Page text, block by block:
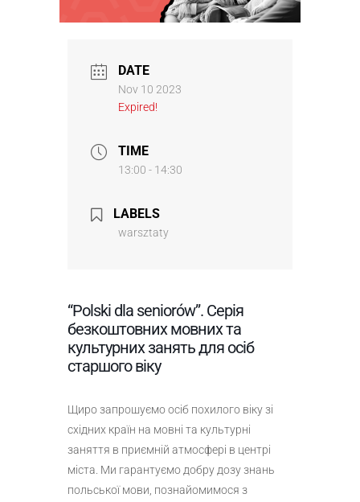
DATE
Nov 10 2023
Expired!
TIME
13:00 - 14:30
LABELS
warsztaty
“Polski dla seniorów”. Серія
безкоштовних мовних та
культурних занять для осіб
старшого віку
Щиро запрошуємо осіб похилого віку зі
східних країн на мовні та культурні
заняття в приємній атмосфері в центрі
міста. Ми гарантуємо добру дозу знань
польської мови, познайомимося з